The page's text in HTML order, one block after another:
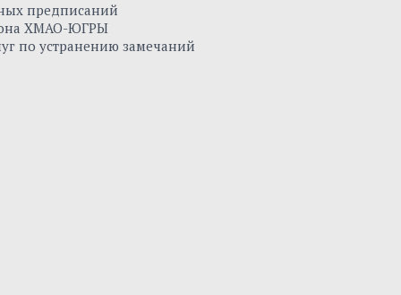
предписаний
ХМАО-ЮГРЫ
по устранению замечаний